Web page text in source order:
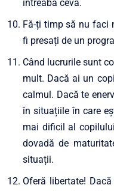
întreabă ceva.
Fă-ți timp să nu faci
fi presați de un
Când lucrurile sunt
mult. Dacă ai un
calmul. Dacă te
în situațiile în care
mai dificil al
dovadă de
situații.
Oferă libertate!